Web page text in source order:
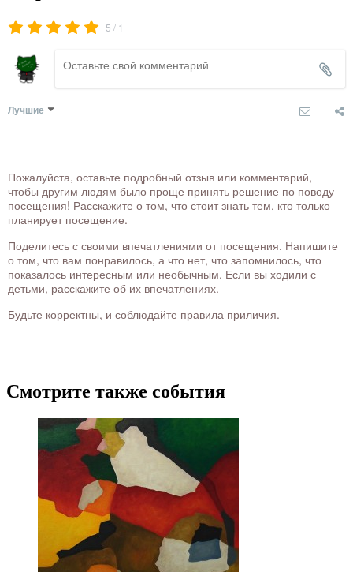
5 / 1
Лучшие
Пожалуйста, оставьте подробный отзыв или комментарий,
чтобы другим людям было проще принять решение по поводу
посещения! Расскажите о том, что стоит знать тем, кто только
планирует посещение.
Поделитесь с своими впечатлениями от посещения. Напишите
о том, что вам понравилось, а что нет, что запомнилось, что
показалось интересным или необычным. Если вы ходили с
детьми, расскажите об их впечатлениях.
Будьте корректны, и соблюдайте правила приличия.
Смотрите также события